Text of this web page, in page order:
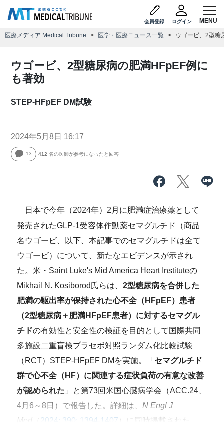
会員登録 ログイン
医療メディア Medical Tribune 医学・医療ニュース一覧 ウゴービ、2型糖
ウゴービ、2型糖尿病の肥満HFpEF例に
も著効
STEP-HFpEF DM試験
2024年5月8日 16:17
13 412 名の医師が参考になったと回答
日本で今年（2024年）2月に肥満症治療薬として
発売されたGLP-1受容体作動薬セマグルチド（商品
名ウゴービ、以下、本記事でのセマグルチドは全て
ウゴービ）について、新たなエビデンスが示され
た。米・Saint Luke's Mid America Heart Instituteの
Mikhail N. Kosiborod氏らは、2型糖尿病を合併した
肥満の駆出率が保持された心不全（HFpEF）患者
（2型糖尿病＋肥満HFpEF患者）に対するセマグル
チドの有効性と安全性の検証を目的として国際共同
多施設二重盲検プラセボ対照ランダム化比較試験
（RCT）STEP-HFpEF DMを実施。「 セマグルチド
群で心不全（HF）に関連する症状負荷の有意な改善
が認められた 」と第73回米国心臓病学会（ACC.24、
4月6～8日）で報告した。詳細は、 N Engl J
Med
2024; 390: 1394-1407 ）に同時掲載された。